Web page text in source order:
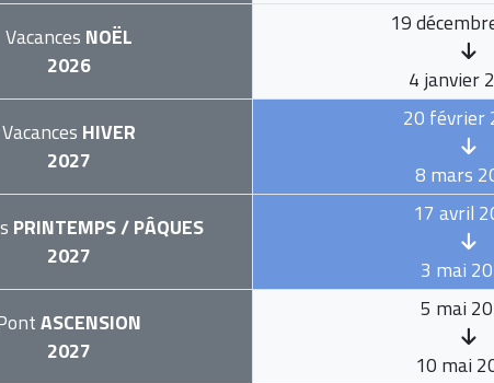
Vacances NOËL
2026
19
4 janvier
Vacances HIVER
2027
20 février
8 mars
PRINTEMPS / PÂQUES
2027
17 avril
3 mai
ASCENSION
2027
5 mai
10 mai